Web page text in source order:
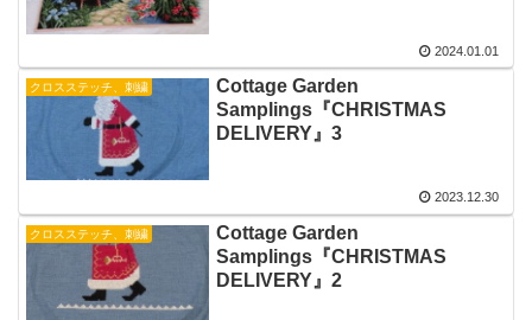
2024.01.01
クロスステッチ、刺繍
Cottage Garden
Samplings『CHRISTMAS
DELIVERY』3
2023.12.30
クロスステッチ、刺繍
Cottage Garden
Samplings『CHRISTMAS
DELIVERY』2